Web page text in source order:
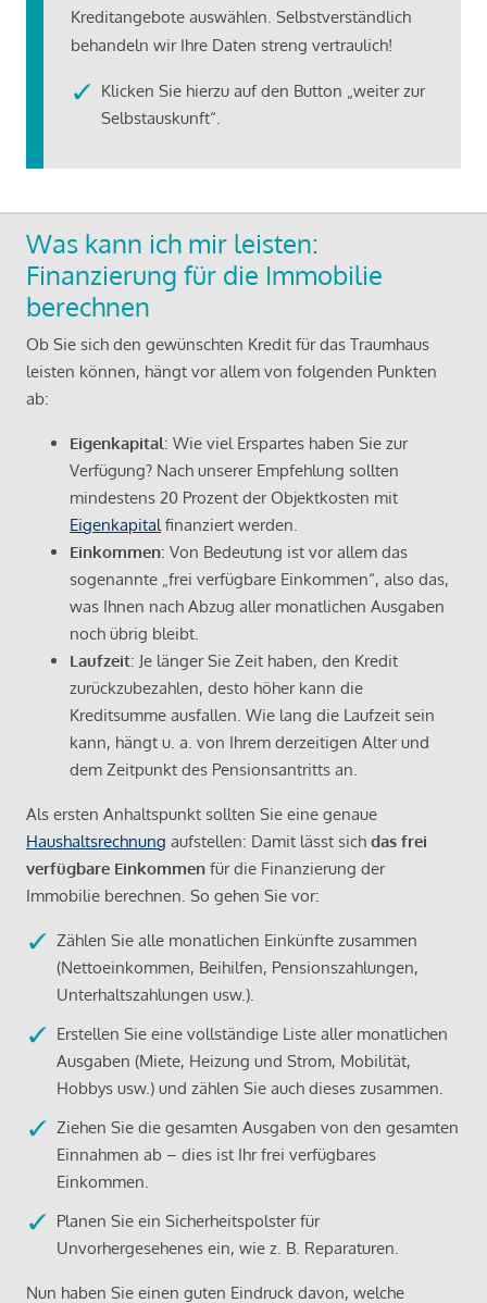
Kreditangebote auswählen. Selbstverständlich
behandeln wir Ihre Daten streng vertraulich!
Klicken Sie hierzu auf den Button „weiter zur
Selbstauskunft“.
Was kann ich mir leisten:
Finanzierung für die Immobilie
berechnen
Ob Sie sich den gewünschten Kredit für das Traumhaus
leisten können, hängt vor allem von folgenden Punkten
ab:
Eigenkapital: Wie viel Erspartes haben Sie zur
Verfügung? Nach unserer Empfehlung sollten
mindestens 20 Prozent der Objektkosten mit
Eigenkapital finanziert werden.
Einkommen: Von Bedeutung ist vor allem das
sogenannte „frei verfügbare Einkommen“, also das,
was Ihnen nach Abzug aller monatlichen Ausgaben
noch übrig bleibt.
Laufzeit: Je länger Sie Zeit haben, den Kredit
zurückzubezahlen, desto höher kann die
Kreditsumme ausfallen. Wie lang die Laufzeit sein
kann, hängt u. a. von Ihrem derzeitigen Alter und
dem Zeitpunkt des Pensionsantritts an.
Als ersten Anhaltspunkt sollten Sie eine genaue
Haushaltsrechnung aufstellen: Damit lässt sich das frei
verfügbare Einkommen für die Finanzierung der
Immobilie berechnen. So gehen Sie vor:
Zählen Sie alle monatlichen Einkünfte zusammen
(Nettoeinkommen, Beihilfen, Pensionszahlungen,
Unterhaltszahlungen usw.).
Erstellen Sie eine vollständige Liste aller monatlichen
Ausgaben (Miete, Heizung und Strom, Mobilität,
Hobbys usw.) und zählen Sie auch dieses zusammen.
Ziehen Sie die gesamten Ausgaben von den gesamten
Einnahmen ab – dies ist Ihr frei verfügbares
Einkommen.
Planen Sie ein Sicherheitspolster für
Unvorhergesehenes ein, wie z. B. Reparaturen.
Nun haben Sie einen guten Eindruck davon, welche